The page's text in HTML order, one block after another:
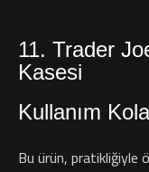
11. Trader
Kasesi
Kullanım
Bu ürün, pratikliğiyle